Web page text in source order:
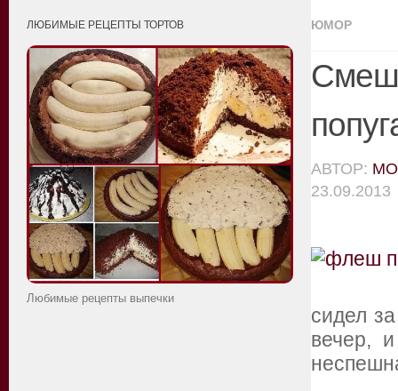
ЮМОР
АВТОР:
23.09.2013
сидел
вечер,
ЛЮБИМЫЕ РЕЦЕПТЫ ТОРТОВ
Любимые рецепты выпечки